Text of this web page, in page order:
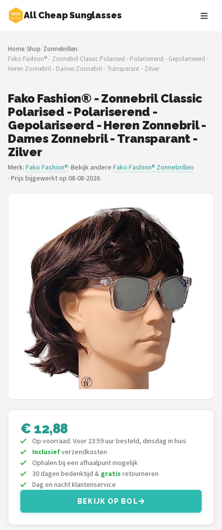
All Cheap Sunglasses
Zoeken
NAVIGATIE
Shop
Merken
Blog
Zonnebrillen
Baby zonnebrillen
Shop
KIMU
Kingseven
Sinner
Montuurtjevoorjou
Fako Fashion®
Maesy
Guess
Fako Sunglasses®
Serengeti
Alle merken →
Home/Shop/Zonnebrillen/
Fako Fashion® - Zonnebril Classic Polarised - Polariserend - Gepolariseerd -
Heren Zonnebril - Dames Zonnebril - Transparant - Zilver
Fako Fashion® - Zonnebril Classic
Polarised - Polariserend -
Gepolariseerd - Heren Zonnebril -
Dames Zonnebril - Transparant -
Zilver
Merk: Fako Fashion®· Bekijk andere Fako Fashion® Zonnebrillen
· Prijs bijgewerkt op 08-08-2026
€ 12,88
Op voorraad. Voor 23:59 uur besteld, dinsdag in huis
Inclusiefverzendkosten
Ophalen bij een afhaalpunt mogelijk
30 dagen bedenktijd & gratis retourneren
Dag en nacht klantenservice
BEKIJK OP BOL